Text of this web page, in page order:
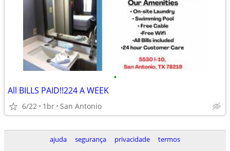
•
All BILLS PAID!!224 A WEEK
6/22 1br San Antonio
ajuda segurança privacidade termos